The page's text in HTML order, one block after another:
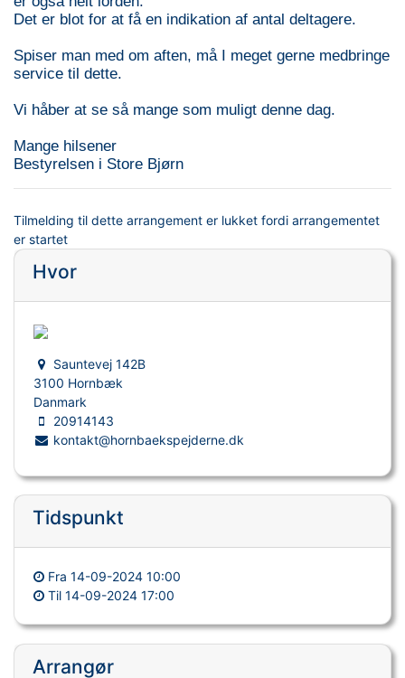
Det er blot for at få en indikation af antal deltagere.
Spiser man med om aften, må I meget gerne medbringe
service til dette.
Vi håber at se så mange som muligt denne dag.
Mange hilsener
Bestyrelsen i Store Bjørn
Tilmelding til dette arrangement er lukket fordi arrangementet
er startet
Hvor
Sauntevej 142B
3100 Hornbæk
Danmark
20914143
kontakt@hornbaekspejderne.dk
Tidspunkt
Fra 14-09-2024 10:00
Til 14-09-2024 17:00
Arrangør